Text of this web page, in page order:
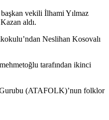
vekili İlhami Yılmaz
aldı.
Neslihan Kosovalı
tarafından ikinci
(ATAFOLK)’nun folklor